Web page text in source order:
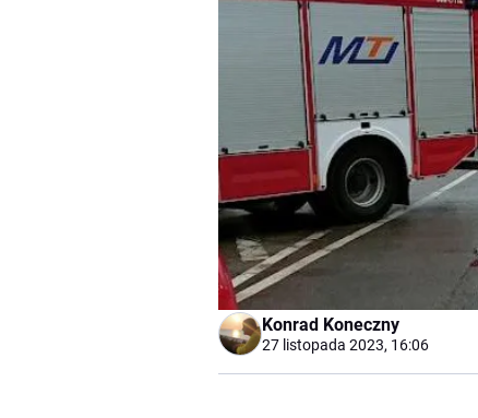
Konrad Koneczny
27 listopada 2023, 16:06